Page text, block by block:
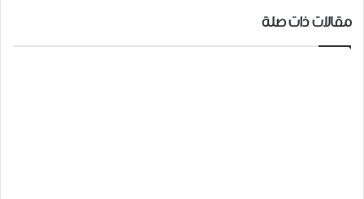
مقالات ذات صلة